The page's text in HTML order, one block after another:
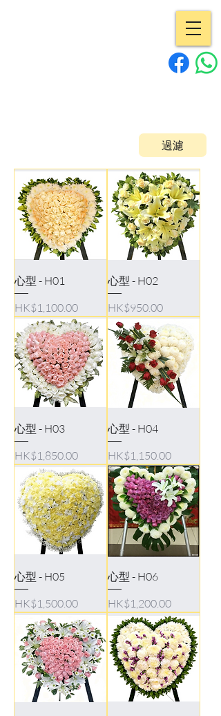
過濾
心型 - H01
Price
HK$1,100.00
心型 - H02
Price
HK$950.00
心型 - H03
Price
HK$1,850.00
心型 - H04
Price
HK$1,150.00
心型 - H05
Price
HK$1,500.00
心型 - H06
Price
HK$1,200.00